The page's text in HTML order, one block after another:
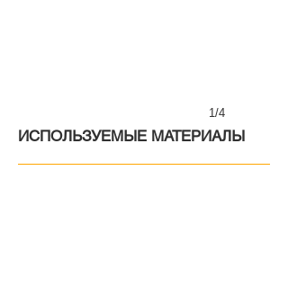
1/4
ИСПОЛЬЗУЕМЫЕ МАТЕРИАЛЫ